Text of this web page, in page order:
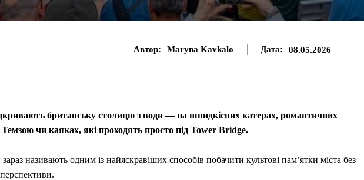
Автор: Maryna Kavkalo Дата: 08.05.2026
британську столицю з води — на швидкісних катерах, романтичних
Темзою чи каяках, які проходять просто під Tower Bridge.
називають одним із найяскравіших способів побачити культові пам’ятки міста без